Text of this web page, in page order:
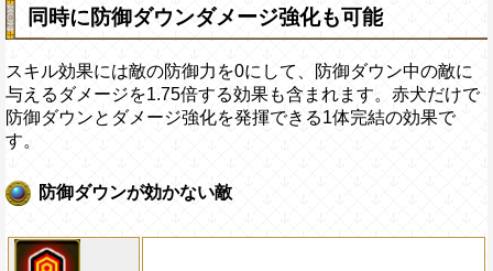
同時に防御ダウンダメージ強化も可能
スキル効果には敵の防御力を0にして、防御ダウン中の敵に
与えるダメージを1.75倍する効果も含まれます。赤犬だけで
防御ダウンとダメージ強化を発揮できる1体完結の効果で
す。
防御ダウンが効かない敵